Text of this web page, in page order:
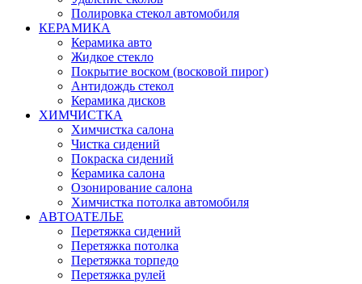
Полировка стекол автомобиля
КЕРАМИКА
Керамика авто
Жидкое стекло
Покрытие воском (восковой пирог)
Антидождь стекол
Керамика дисков
ХИМЧИСТКА
Химчистка салона
Чистка сидений
Покраска сидений
Керамика салона
Озонирование салона
Химчистка потолка автомобиля
АВТОАТЕЛЬЕ
Перетяжка сидений
Перетяжка потолка
Перетяжка торпедо
Перетяжка рулей